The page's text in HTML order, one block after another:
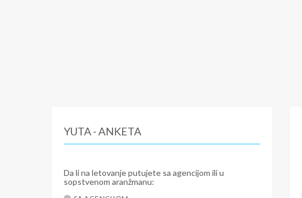
YUTA - ANKETA
Da li na letovanje putujete sa agencijom ili u
sopstvenom aranžmanu: